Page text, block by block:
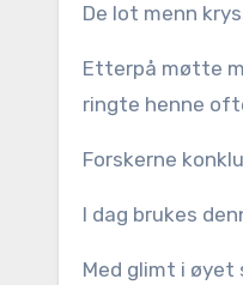
De lot menn
Etterpå møtte
ringte henne
Forskerne
I dag brukes
Med glimt i